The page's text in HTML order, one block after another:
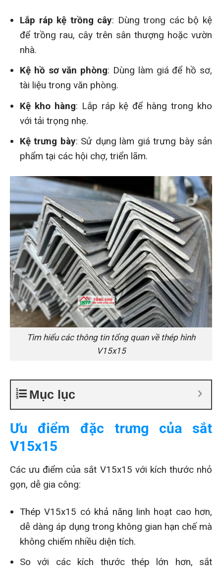
Lắp ráp kệ trồng cây: Dùng trong các bộ kệ
để trồng rau, cây trên sân thượng hoặc vườn
nhà.
Kệ hồ sơ văn phòng: Dùng làm giá để hồ sơ,
tài liệu trong văn phòng.
Kệ kho hàng: Lắp ráp kệ để hàng trong kho
với tải trọng nhẹ.
Kệ trưng bày: Sử dụng làm giá trưng bày sản
phẩm tại các hội chợ, triển lãm.
Tìm hiểu các thông tin tổng quan về thép hình
V15x15
Mục lục
Ưu điểm đặc trưng của sắt
V15x15
Các ưu điểm của sắt V15x15 với kích thước nhỏ
gọn, dễ gia công:
Thép V15x15 có khả năng linh hoạt cao hơn,
dễ dàng áp dụng trong không gian hạn chế mà
không chiếm nhiều diện tích.
So với các kích thước thép lớn hơn, sắt